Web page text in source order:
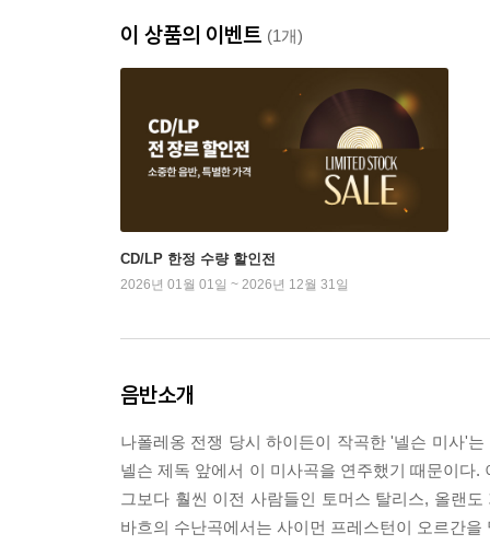
이 상품의 이벤트 (1개)
CD/LP 한정 수량 할인전
2026년 01월 01일 ~ 2026년 12월 31일
음반소개
나폴레옹 전쟁 당시 하이든이 작곡한 '넬슨 미사'
넬슨 제독 앞에서 이 미사곡을 연주했기 때문이다
그보다 훨씬 이전 사람들인 토머스 탈리스, 올랜
바흐의 수난곡에서는 사이먼 프레스턴이 오르간